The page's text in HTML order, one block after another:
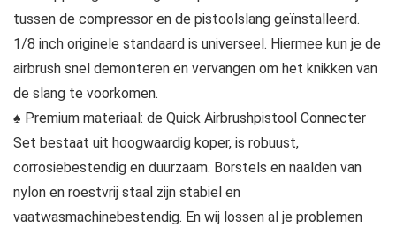
tussen de compressor en de pistoolslang geïnstalleerd.
1/8 inch originele standaard is universeel. Hiermee kun je de
airbrush snel demonteren en vervangen om het knikken van
de slang te voorkomen.
♠ Premium materiaal: de Quick Airbrushpistool Connecter
Set bestaat uit hoogwaardig koper, is robuust,
corrosiebestendig en duurzaam. Borstels en naalden van
nylon en roestvrij staal zijn stabiel en
vaatwasmachinebestendig. En wij lossen al je problemen